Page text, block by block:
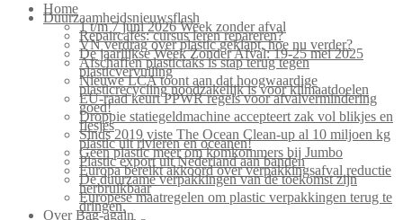
Home
Duurzaamheidsnieuwsflash
1 t/m 7 juni 2026 Week zonder afval
Repaircafés: cursus leren repareren?
VN verdrag over plastic geklapt, hoe nu verder?
De jaarlijkse Week Zonder Afval: 19-25 mei 2025
Afschaffen plastictaks is stap terug tegen
plasticvervuiling
Nieuwe LCA toont aan dat hoogwaardige
plasticrecycling noodzakelijk is voor klimaatdoelen
EU-raad keurt PPWR regels voor afvalvermindering
goed!
Droppie statiegeldmachine accepteert zak vol blikjes en
flesjes
Sinds 2019 viste The Ocean Clean-up al 10 miljoen kg
plastic uit rivieren en oceanen!
Geen plastic meer om komkommers bij Jumbo
Plastic export uit Nederland aan banden
Europa bereikt akkoord over verpakkingsafval reductie
De duurzame verpakkingen van de toekomst zijn
herbruikbaar
Europese maatregelen om plastic verpakkingen terug te
dringen.
Over Bag-again